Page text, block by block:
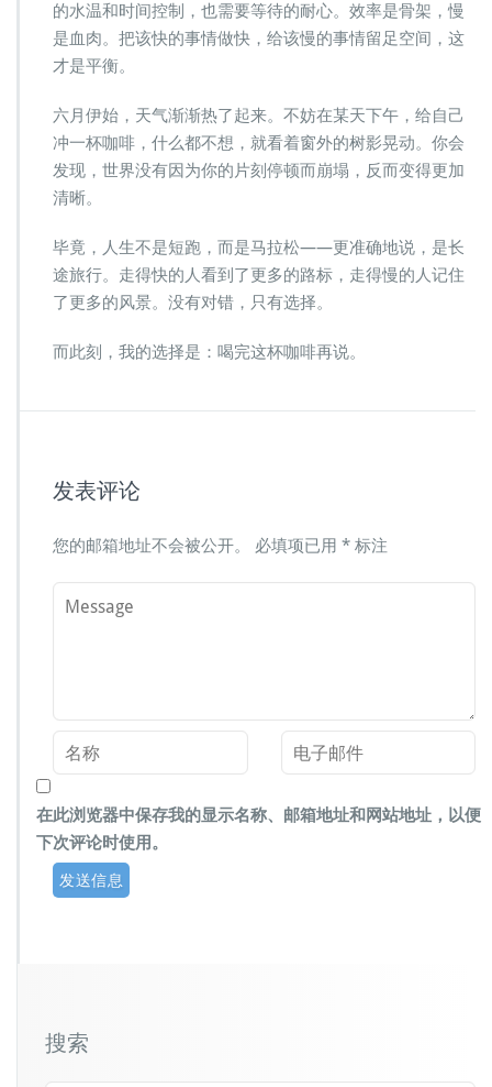
的水温和时间控制，也需要等待的耐心。效率是骨架，慢
是血肉。把该快的事情做快，给该慢的事情留足空间，这
才是平衡。
六月伊始，天气渐渐热了起来。不妨在某天下午，给自己
冲一杯咖啡，什么都不想，就看着窗外的树影晃动。你会
发现，世界没有因为你的片刻停顿而崩塌，反而变得更加
清晰。
毕竟，人生不是短跑，而是马拉松——更准确地说，是长
途旅行。走得快的人看到了更多的路标，走得慢的人记住
了更多的风景。没有对错，只有选择。
而此刻，我的选择是：喝完这杯咖啡再说。
发表评论
您的邮箱地址不会被公开。 必填项已用 * 标注
在此浏览器中保存我的显示名称、邮箱地址和网站地址，以便
下次评论时使用。
搜索